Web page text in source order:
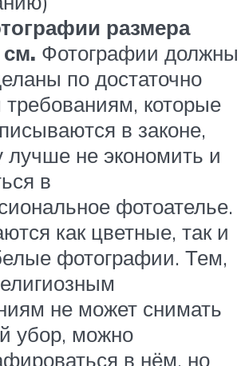
размера
Фотографии должны
по достаточно
требованиям, которые
в законе,
лучше не экономить и
в
фотоателье.
как цветные, так и
фотографии. Тем,
не может снимать
убор, можно
в нём, но